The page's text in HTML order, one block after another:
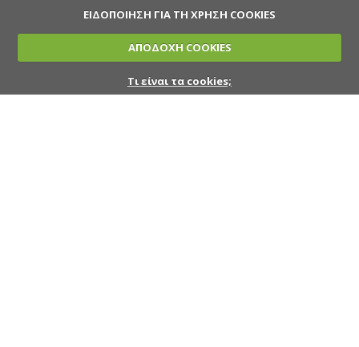
ΕΙΔΟΠΟΙΗΣΗ ΓΙΑ ΤΗ ΧΡΗΣΗ COOKIES
ΑΠΟΔΟΧΗ COOKIES
Τι είναι τα cookies;